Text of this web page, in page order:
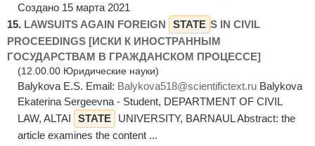
Создано 15 марта 2021
15. LAWSUITS AGAIN FOREIGN STATE S IN CIVIL
PROCEEDINGS [ИСКИ К ИНОСТРАННЫМ
ГОСУДАРСТВАМ В ГРАЖДАНСКОМ ПРОЦЕССЕ]
(12.00.00 Юридические науки)
Balykova E.S. Email: Balykova518@scientifictext.ru Balykova
Ekaterina Sergeevna - Student, DEPARTMENT OF CIVIL
LAW, ALTAI
STATE
UNIVERSITY, BARNAUL Abstract: the
article examines the content ...